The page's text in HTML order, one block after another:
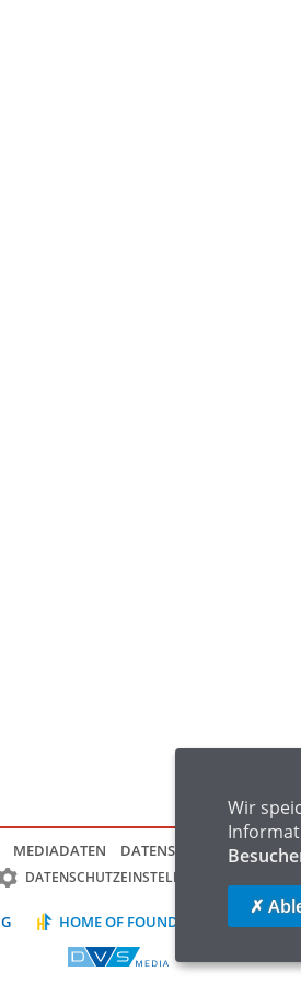
MEDIADATEN DATENSCHUTZ
DATENSCHUTZEINSTELLUNGEN
HOME OF FOUNDRY HOME
Wir
✗